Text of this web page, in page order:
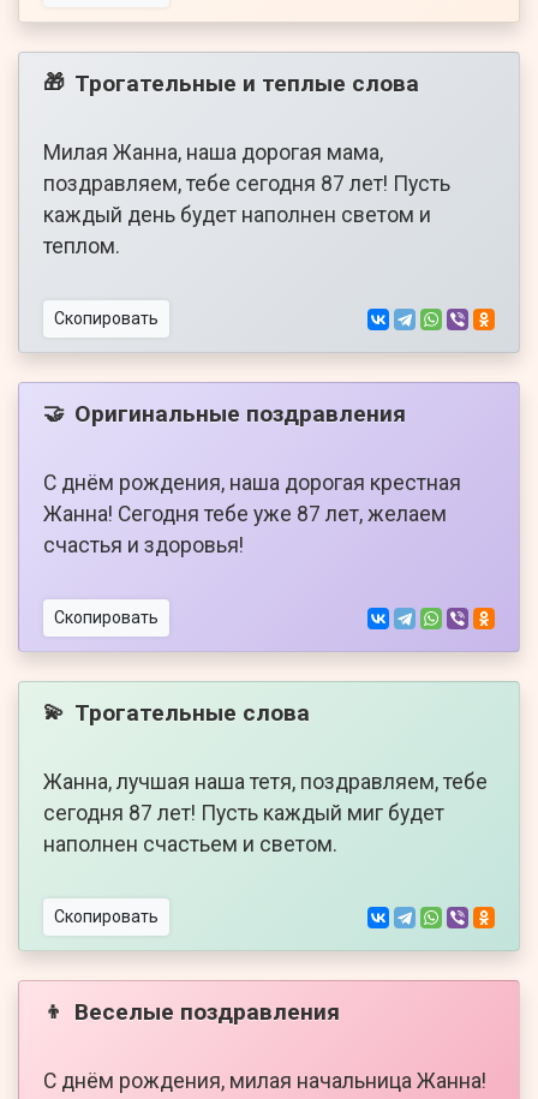
🎁 Трогательные и теплые слова
Милая Жанна, наша дорогая мама,
поздравляем, тебе сегодня 87 лет! Пусть
каждый день будет наполнен светом и
теплом.
Скопировать
🤝 Оригинальные поздравления
С днём рождения, наша дорогая крестная
Жанна! Сегодня тебе уже 87 лет, желаем
счастья и здоровья!
Скопировать
💫 Трогательные слова
Жанна, лучшая наша тетя, поздравляем, тебе
сегодня 87 лет! Пусть каждый миг будет
наполнен счастьем и светом.
Скопировать
👦 Веселые поздравления
С днём рождения, милая начальница Жанна!